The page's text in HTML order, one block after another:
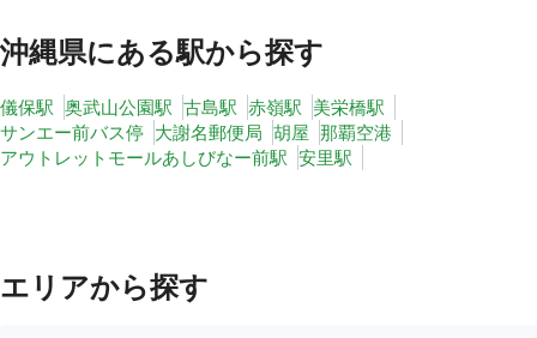
沖縄県にある駅から探す
儀保駅 奥武山公園駅 古島駅 赤嶺駅 美栄橋駅
サンエー前バス停 大謝名郵便局 胡屋 那覇空港
アウトレットモールあしびなー前駅 安里駅
エリアから探す